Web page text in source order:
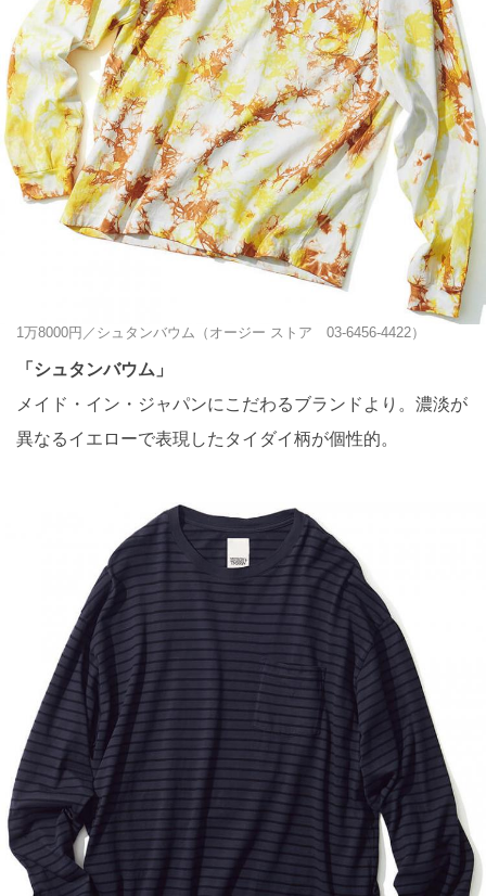
1万8000円／シュタンバウム（オージー ストア 03-6456-4422）
「シュタンバウム」
メイド・イン・ジャパンにこだわるブランドより。濃淡が
異なるイエローで表現したタイダイ柄が個性的。